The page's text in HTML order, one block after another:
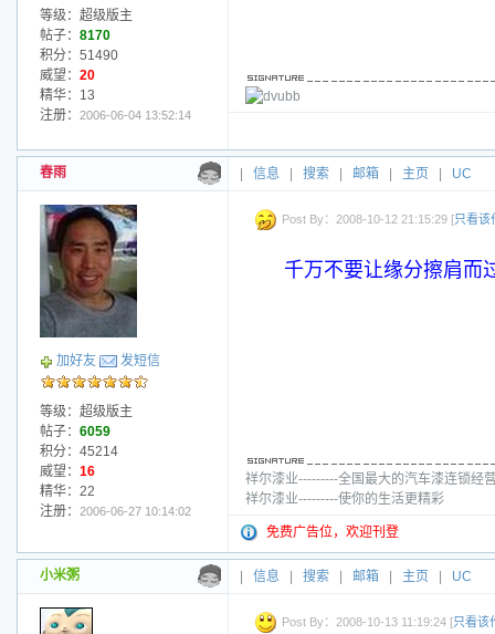
等级：超级版主
帖子： 8170
积分：51490
威望： 20
精华：13
注册： 2006-06-04 13:52:14
春雨 信息 搜索 邮箱 主页 UC
加好友 发短信
等级：超级版主
帖子： 6059
积分：45214
威望： 16
精华：22
注册： 2006-06-27 10:14:02
Post By：2008-10-12 21:15:29 [只看该
千万不要让缘分擦肩而
祥尔漆业---------全国最大的汽车漆连锁经
祥尔漆业---------使你的生活更精彩
免费广告位，欢迎刊登
小米粥 信息 搜索 邮箱 主页 UC
Post By：2008-10-13 11:19:24 [只看该